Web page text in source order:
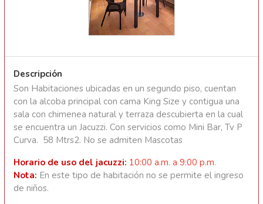
Descripción
Son Habitaciones ubicadas en un segundo piso, cuentan
con la alcoba principal con cama King Size y contigua una
sala con chimenea natural y terraza descubierta en la cual
se encuentra un Jacuzzi. Con servicios como Mini Bar, Tv P
Curva. 58 Mtrs2. No se admiten Mascotas
Horario de uso del jacuzzi: 10:00 a.m. a 9:00 p.m.
Nota: En este tipo de habitación no se permite el ingreso
de niños.